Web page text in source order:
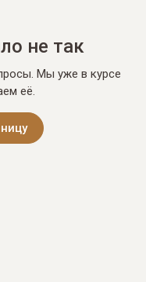
не так
Мы уже в курсе
её.